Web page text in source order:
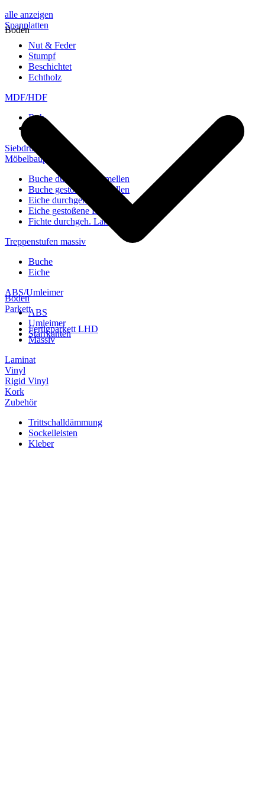
alle anzeigen
Spanplatten
Nut & Feder
Stumpf
Beschichtet
Echtholz
MDF/HDF
Roh
Siebdruckplatten
Möbelbauplatten
Buche durchgeh. Lamellen
Buche gestoßene Lamellen
Eiche durchgeh. Lamellen
Eiche gestoßene Lamellen
Fichte durchgeh. Lamellen
Treppenstufen massiv
Buche
Eiche
ABS/Umleimer
ABS
Umleimer
Starrkanten
Boden
Boden
Parkett
Fertigparkett LHD
Massiv
Laminat
Vinyl
Rigid Vinyl
Kork
Zubehör
Trittschalldämmung
Sockelleisten
Kleber